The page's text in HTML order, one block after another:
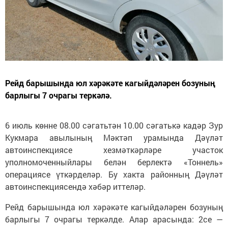
Рейд барышында юл хәрәкәте кагыйдәләрен бозуның
барлыгы 7 очрагы теркәлә.
6 июль көнне 08.00 сәгатьтән 10.00 сәгатькә кадәр Зур
Кукмара авылының Мәктәп урамында Дәүләт
автоинспекциясе хезмәткәрләре участок
уполномоченныйлары белән берлектә «Тоннель»
операциясе үткәрделәр. Бу хакта районның Дәүләт
автоинспекциясендә хәбәр иттеләр.
Рейд барышында юл хәрәкәте кагыйдәләрен бозуның
барлыгы 7 очрагы теркәлде. Алар арасында: 2се —